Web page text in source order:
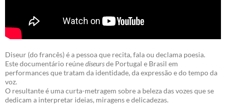
Diseur (do francês) é a pessoa que recita, fala ou declama poesia.
Este documentário reúnediseursde Portugal e Brasil em
performances que tratam da identidade, da expressão e do tempo da
voz.
O resultante é uma curta-metragem sobre a beleza das vozes que se
dedicam a interpretar ideias, miragens e delicadezas.